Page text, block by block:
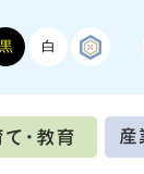
黒 白
療・福祉 子